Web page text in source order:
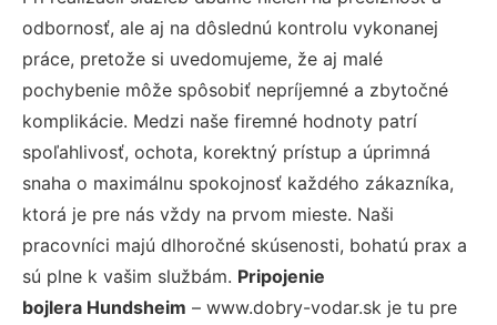
odbornosť, ale aj na dôslednú kontrolu vykonanej
práce, pretože si uvedomujeme, že aj malé
pochybenie môže spôsobiť nepríjemné a zbytočné
komplikácie. Medzi naše firemné hodnoty patrí
spoľahlivosť, ochota, korektný prístup a úprimná
snaha o maximálnu spokojnosť každého zákazníka,
ktorá je pre nás vždy na prvom mieste. Naši
pracovníci majú dlhoročné skúsenosti, bohatú prax a
sú plne k vašim službám. Pripojenie
bojlera Hundsheim – www.dobry-vodar.sk je tu pre